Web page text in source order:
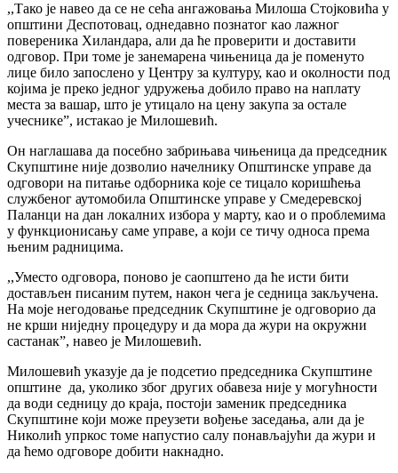
,,Тако је навео да се не сећа ангажовања Милоша Стојковића у
општини Деспотовац, однедавно познатог као лажног
повереника Хиландара, али да ће проверити и доставити
одговор. При томе је занемарена чињеница да је поменуто
лице било запослено у Центру за културу, као и околности под
којима је преко једног удружења добило право на наплату
места за вашар, што је утицало на цену закупа за остале
учеснике”, истакао је Милошевић.
Он наглашава да посебно забрињава чињеница да председник
Скупштине није дозволио начелнику Општинске управе да
одговори на питање одборника које се тицало коришћења
службеног аутомобила Општинске управе у Смедеревској
Паланци на дан локалних избора у марту, као и о проблемима
у функционисању саме управе, а који се тичу односа према
њеним радницима.
,,Уместо одговора, поново је саопштено да ће исти бити
достављен писаним путем, након чега је седница закључена.
На моје негодовање председник Скупштине је одговорио да
не крши ниједну процедуру и да мора да жури на окружни
састанак”, навео је Милошевић.
Милошевић указује да је подсетио председника Скупштине
општине да, уколико због других обавеза није у могућности
да води седницу до краја, постоји заменик председника
Скупштине који може преузети вођење заседања, али да је
Николић упркос томе напустио салу понављајући да жури и
да ћемо одговоре добити накнадно.